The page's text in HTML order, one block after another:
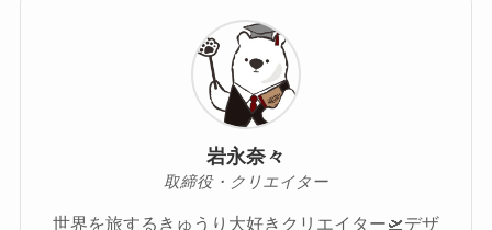
岩永奈々
取締役・クリエイター
世界を旅するきゅうり大好きクリエイター🛫デザ